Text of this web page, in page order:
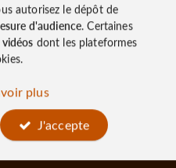
autorisez le dépôt de
d'audience. Certaines
vidéos dont les plateformes
plus
J'accepte